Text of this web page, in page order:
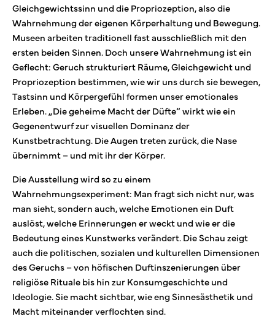
Gleichgewichtssinn und die Propriozeption, also die
Wahrnehmung der eigenen Körperhaltung und Bewegung.
Museen arbeiten traditionell fast ausschließlich mit den
ersten beiden Sinnen. Doch unsere Wahrnehmung ist ein
Geflecht: Geruch strukturiert Räume, Gleichgewicht und
Propriozeption bestimmen, wie wir uns durch sie bewegen,
Tastsinn und Körpergefühl formen unser emotionales
Erleben. „Die geheime Macht der Düfte“ wirkt wie ein
Gegenentwurf zur visuellen Dominanz der
Kunstbetrachtung. Die Augen treten zurück, die Nase
übernimmt – und mit ihr der Körper.
Die Ausstellung wird so zu einem
Wahrnehmungsexperiment: Man fragt sich nicht nur, was
man sieht, sondern auch, welche Emotionen ein Duft
auslöst, welche Erinnerungen er weckt und wie er die
Bedeutung eines Kunstwerks verändert. Die Schau zeigt
auch die politischen, sozialen und kulturellen Dimensionen
des Geruchs – von höfischen Duftinszenierungen über
religiöse Rituale bis hin zur Konsumgeschichte und
Ideologie. Sie macht sichtbar, wie eng Sinnesästhetik und
Macht miteinander verflochten sind.